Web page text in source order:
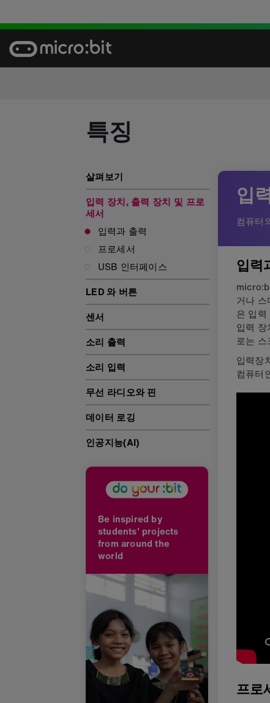
content
특징: 입력 장치, 출력 장치
특징
살펴보기
입력 장치, 출력 장치 및 프로
세서
입력과 출력
프로세서
USB 인터페이스
LED 와 버튼
센서
소리 출력
소리 입력
무선 라디오와 핀
데이터 로깅
인공지능(AI)
Be inspired by
students' projects
from around the
world
입
컴퓨터
입력
거나
은 입
입력
로는
입력장
컴퓨터
프로